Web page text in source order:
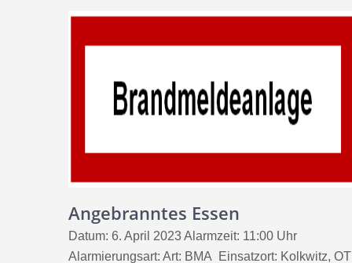
Angebranntes Essen
Datum: 6. April 2023 Alarmzeit: 11:00 Uhr
Alarmierungsart: Art: BMA Einsatzort: Kolkwitz, OT